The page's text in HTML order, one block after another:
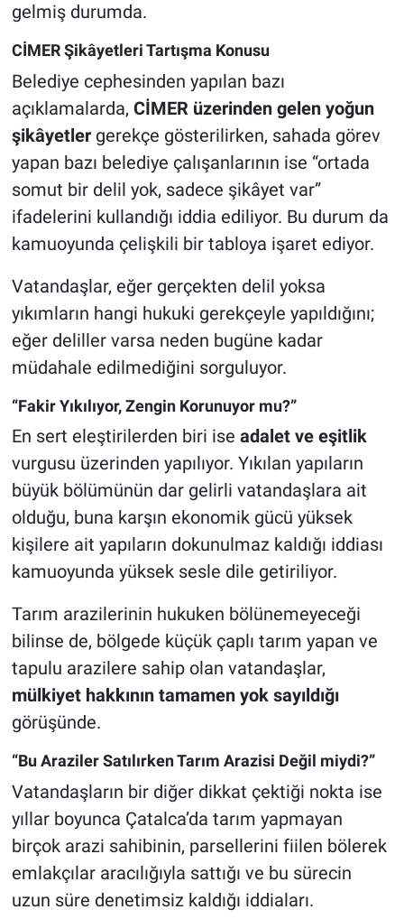
gelmiş durumda.
CİMER Şikâyetleri Tartışma Konusu
Belediye cephesinden yapılan bazı
açıklamalarda, CİMER üzerinden gelen yoğun
şikâyetlergerekçe gösterilirken, sahada görev
yapan bazı belediye çalışanlarının ise “ortada
somut bir delil yok, sadece şikâyet var”
ifadelerini kullandığı iddia ediliyor. Bu durum da
kamuoyunda çelişkili bir tabloya işaret ediyor.
Vatandaşlar, eğer gerçekten delil yoksa
yıkımların hangi hukuki gerekçeyle yapıldığını;
eğer deliller varsa neden bugüne kadar
müdahale edilmediğini sorguluyor.
“Fakir Yıkılıyor, Zengin Korunuyor mu?”
En sert eleştirilerden biri ise adalet ve eşitlik
vurgusu üzerinden yapılıyor. Yıkılan yapıların
büyük bölümünün dar gelirli vatandaşlara ait
olduğu, buna karşın ekonomik gücü yüksek
kişilere ait yapıların dokunulmaz kaldığı iddiası
kamuoyunda yüksek sesle dile getiriliyor.
Tarım arazilerinin hukuken bölünemeyeceği
bilinse de, bölgede küçük çaplı tarım yapan ve
tapulu arazilere sahip olan vatandaşlar,
mülkiyet hakkının tamamen yok sayıldığı
görüşünde.
“Bu Araziler Satılırken Tarım Arazisi Değil miydi?”
Vatandaşların bir diğer dikkat çektiği nokta ise
yıllar boyunca Çatalca’da tarım yapmayan
birçok arazi sahibinin, parsellerini fiilen bölerek
emlakçılar aracılığıyla sattığı ve bu sürecin
uzun süre denetimsiz kaldığı iddiaları.